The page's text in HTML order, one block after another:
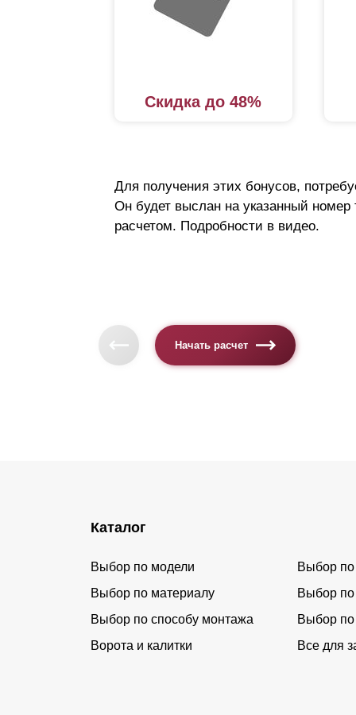
Скидка до 48%
Для получения этих бонусов,
Он будет выслан на указанный номер
расчетом. Подробности в видео.
Начать расчет
Каталог
Выбор по модели
Выбор
Выбор по материалу
Выбор по
Выбор по способу монтажа
Выбор по
Ворота и калитки
Все для